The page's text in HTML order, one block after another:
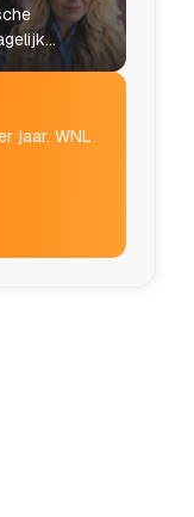
jaar. WNL